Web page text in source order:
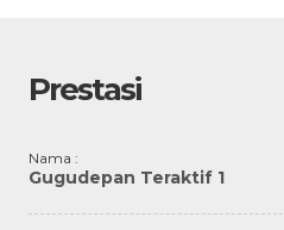
Prestasi
Nama :
Gugudepan Teraktif 1